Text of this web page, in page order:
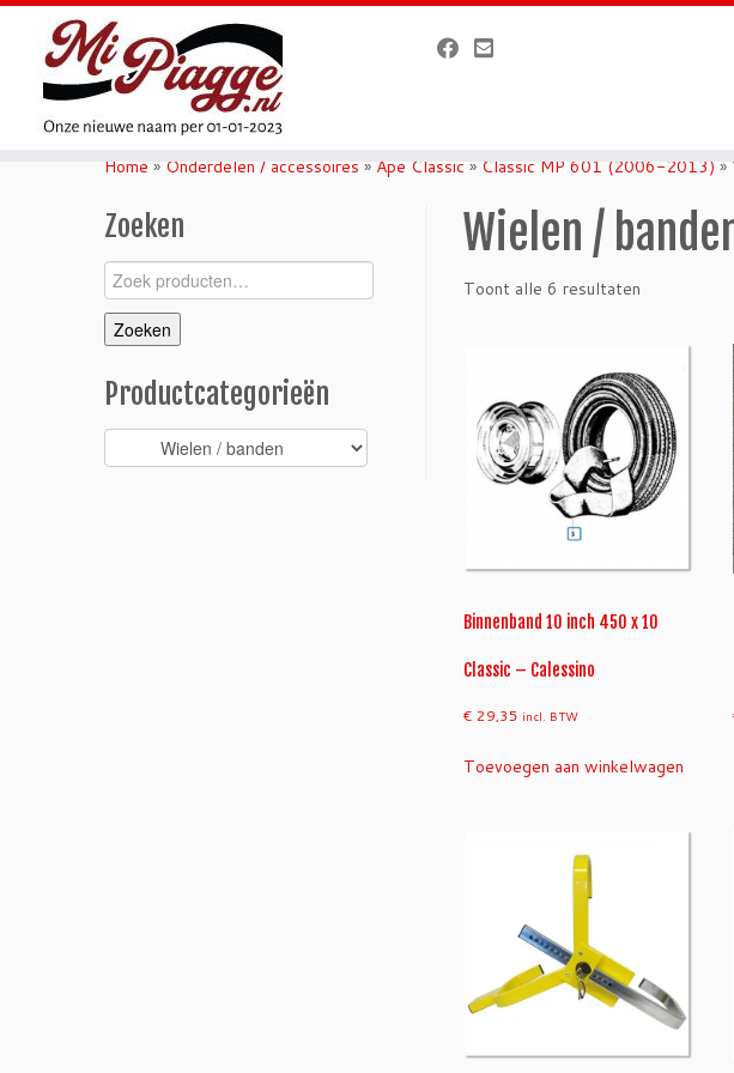
Home » Onderdelen / accessoires » Ape Classic » Classic MP 601 (2006-2013) »
Zoeken
Zoeken
naar:
Zoeken
Productcategorieën
Wielen /
Toont alle 6 resultaten
Binnenband 10 inch 450 x 10
Classic – Calessino
€ 29,35 incl. BTW
Toevoegen aan winkelwagen